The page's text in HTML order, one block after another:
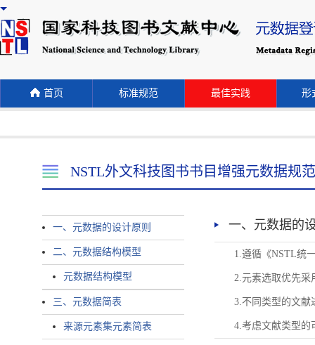
首页 标准规范 最佳实践 形
NSTL外文科技图书书目增强元数据规范
一、元数据的设计原则
二、元数据结构模型
元数据结构模型
三、元数据简表
来源元素集元素简表
一、元数据的
1.遵循《NSTL统
2.元素选取优先采
3.不同类型的文献
4.考虑文献类型的